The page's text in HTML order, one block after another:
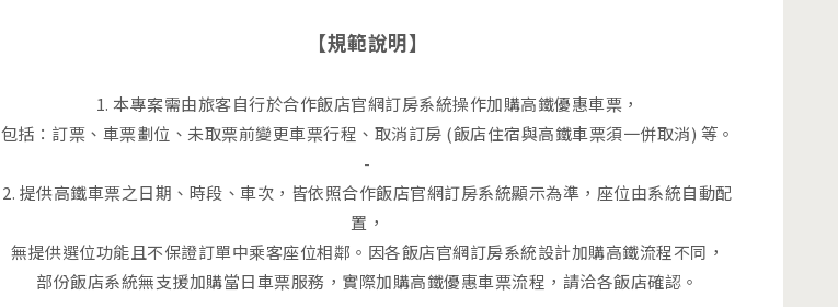
【規範說明】
1. 本專案需由旅客自行於合作飯店官網訂房系統操作加購高鐵優惠車票，
包括：訂票、車票劃位、未取票前變更車票行程、取消訂房 (飯店住宿與高鐵車票須一併取消) 等。
-
2. 提供高鐵車票之日期、時段、車次，皆依照合作飯店官網訂房系統顯示為準，座位由系統自動配
置，
無提供選位功能且不保證訂單中乘客座位相鄰。因各飯店官網訂房系統設計加購高鐵流程不同，
部份飯店系統無支援加購當日車票服務，實際加購高鐵優惠車票流程，請洽各飯店確認。